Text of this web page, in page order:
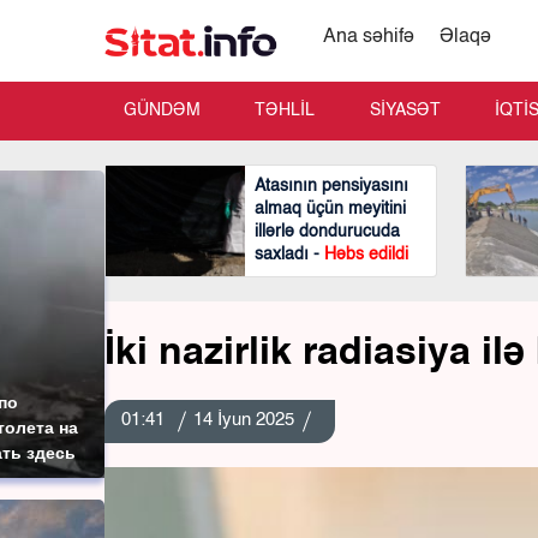
на
здесь
Ana səhifə Əlaqə
GÜNDƏM TƏHLİL SİYASƏT
Atasının pensiyasını
almaq üçün meyitini
illərlə dondurucuda
saxladı - Həbs edildi
İki nazirlik radiasiya ilə
01:41 14 İyun 2025